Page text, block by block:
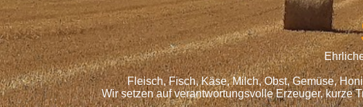
Fleisch, Fisch, Käse, Milch, Obst, Gemüse,
Wir setzen auf verantwortungsvolle Erzeuger, kurze